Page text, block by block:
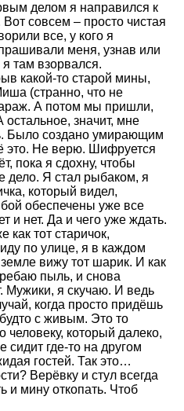
делом я направился к
совсем – просто чистая
все, у кого я
меня, узнав или
там взорвался.
какой-то старой мины,
(странно, что не
А потом мы пришли,
остальное, значит, мне
Было создано умирающим
это. Не верю. Шифруется
пока я сдохну, чтобы
дело. Я стал рыбаком, я
который видел,
обеспечены уже все
и нет. Да и чего уже ждать.
как тот старичок,
по улице, я в каждом
вижу тот шарик. И как
пыль, и снова
Мужики, я скучаю. И ведь
когда просто придёшь
с живым. Это то
человеку, который далеко,
сидит где-то на другом
гостей. Так это…
Верёвку и стул всегда
и мину откопать. Чтоб